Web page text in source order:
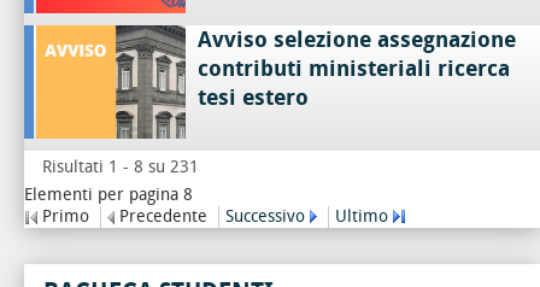
Avviso selezione assegnazione
contributi ministeriali ricerca
tesi estero
Risultati 1 - 8 su 231
Elementi per pagina 8
Primo
Precedente Successivo Ultimo